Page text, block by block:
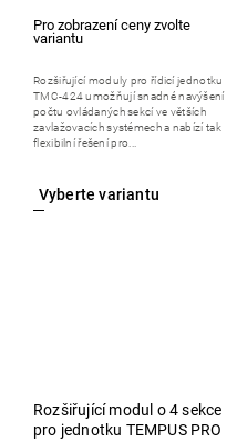
Rozšiřující moduly pro řídicí jednotku
TMC-424 umožňují snadné navýšení
počtu ovládaných sekcí ve větších
zavlažovacích systémech a nabízí tak
flexibilní řešení pro...
Rozšiřující modul o 4 sekce
pro jednotku TEMPUS PRO